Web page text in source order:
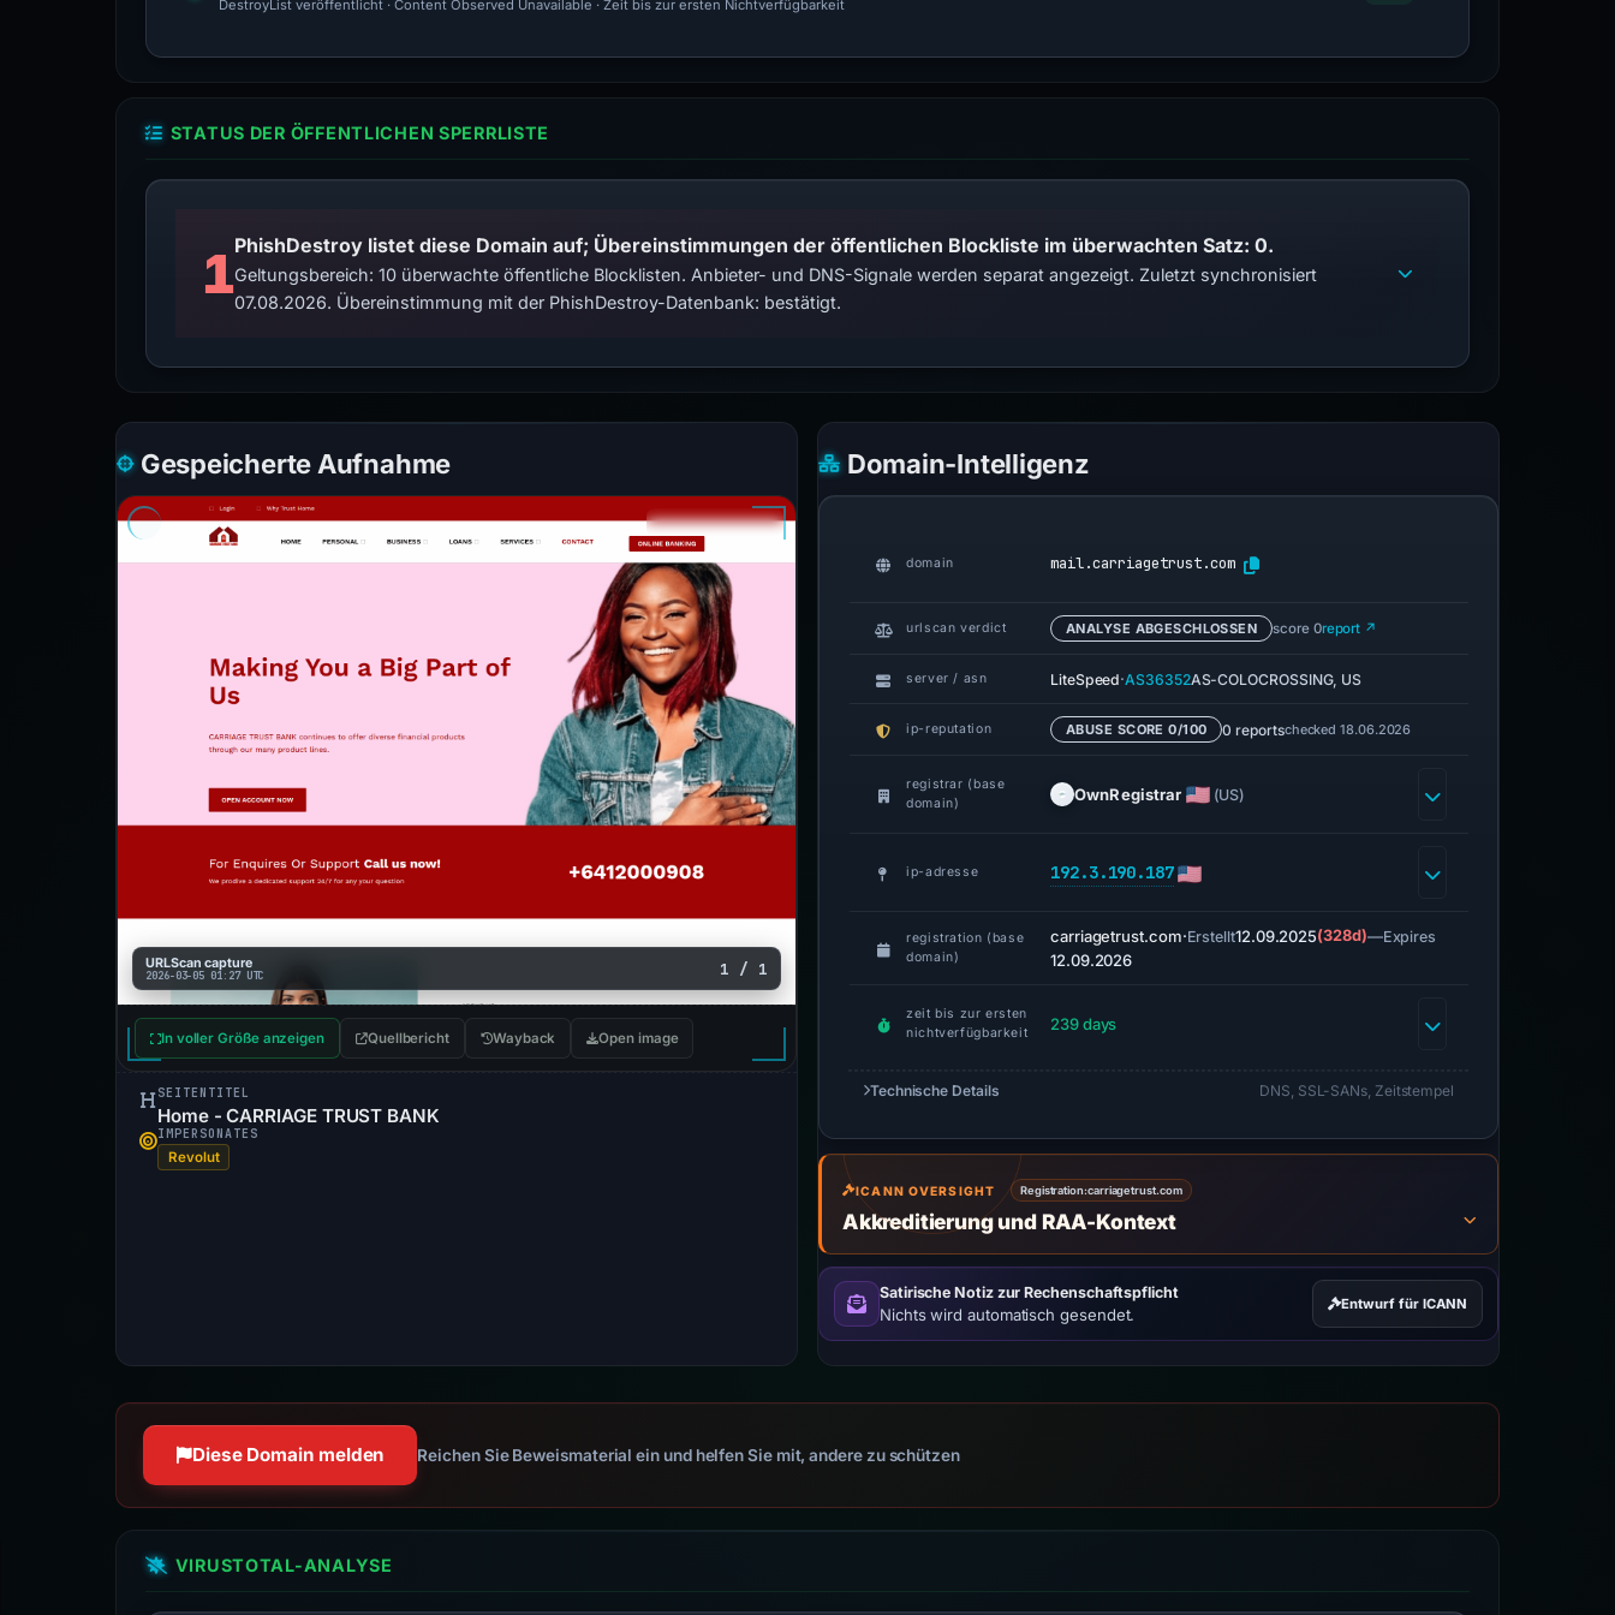
DestroyList veröffentlicht · Content Observed Unavailable · Zeit bis zur ersten Nichtverfügbarkeit
STATUS DER ÖFFENTLICHEN SPERRLISTE
1PhishDestroy listet diese Domain auf; Übereinstimmungen der öffentlichen Blockliste im überwachten Satz: 0.
Geltungsbereich: 10 überwachte öffentliche Blocklisten. Anbieter- und DNS-Signale werden separat angezeigt. Zuletzt synchronisiert
07.08.2026. Übereinstimmung mit der PhishDestroy-Datenbank: bestätigt.
Gespeicherte Aufnahme
URLScan capture
2026-03-05 01:27 UTC 1 / 1
In voller Größe anzeigen Quellbericht Wayback Open image
SEITENTITEL
Home - CARRIAGE TRUST BANK
IMPERSONATES
Revolut
Domain-Intelligenz
domain mail.carriagetrust.com
urlscan verdict ANALYSE ABGESCHLOSSEN score 0report ↗
server / asn LiteSpeed·AS36352AS-COLOCROSSING, US
ip-reputation ABUSE SCORE 0/100 0 reportschecked 18.06.2026
registrar (base
domain)
OwnRegistrar (US)
ip-adresse 192.3.190.187
registration (base
domain)
carriagetrust.com·Erstellt12.09.2025(328d)—Expires
12.09.2026
zeit bis zur ersten
nichtverfügbarkeit
239 days
Technische Details DNS, SSL-SANs, Zeitstempel
ICANN OVERSIGHT Registration:carriagetrust.com
Akkreditierung und RAA-Kontext
Satirische Notiz zur Rechenschaftspflicht
Nichts wird automatisch gesendet.
Entwurf für ICANN
Diese Domain melden Reichen Sie Beweismaterial ein und helfen Sie mit, andere zu schützen
VIRUSTOTAL-ANALYSE